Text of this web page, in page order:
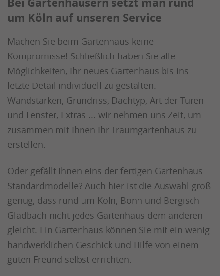
um Köln auf unseren Service
Machen Sie beim Gartenhaus keine
Kompromisse! Schließlich haben Sie alle
Möglichkeiten, Ihr neues Gartenhaus bis ins
letzte Detail individuell zu gestalten.
Wandstärken, Grundriss, Dachtyp, Art der Türen
und Fenster, Extras ... wir nehmen uns Zeit, um
zusammen mit Ihnen Ihr Traumgartenhaus zu
erstellen.
Oder gefällt Ihnen eins der fertigen Gartenhaus-
Standardmodelle? Auch hier ist die Auswahl groß
genug, dass rund um Köln, Bonn und Bergisch
Gladbach nicht jedes Gartenhaus dem anderen
gleicht. Ein Gartenhaus können Sie mit ein wenig
handwerklichen Geschick und Hilfe von einem
guten Freund selbst errichten.